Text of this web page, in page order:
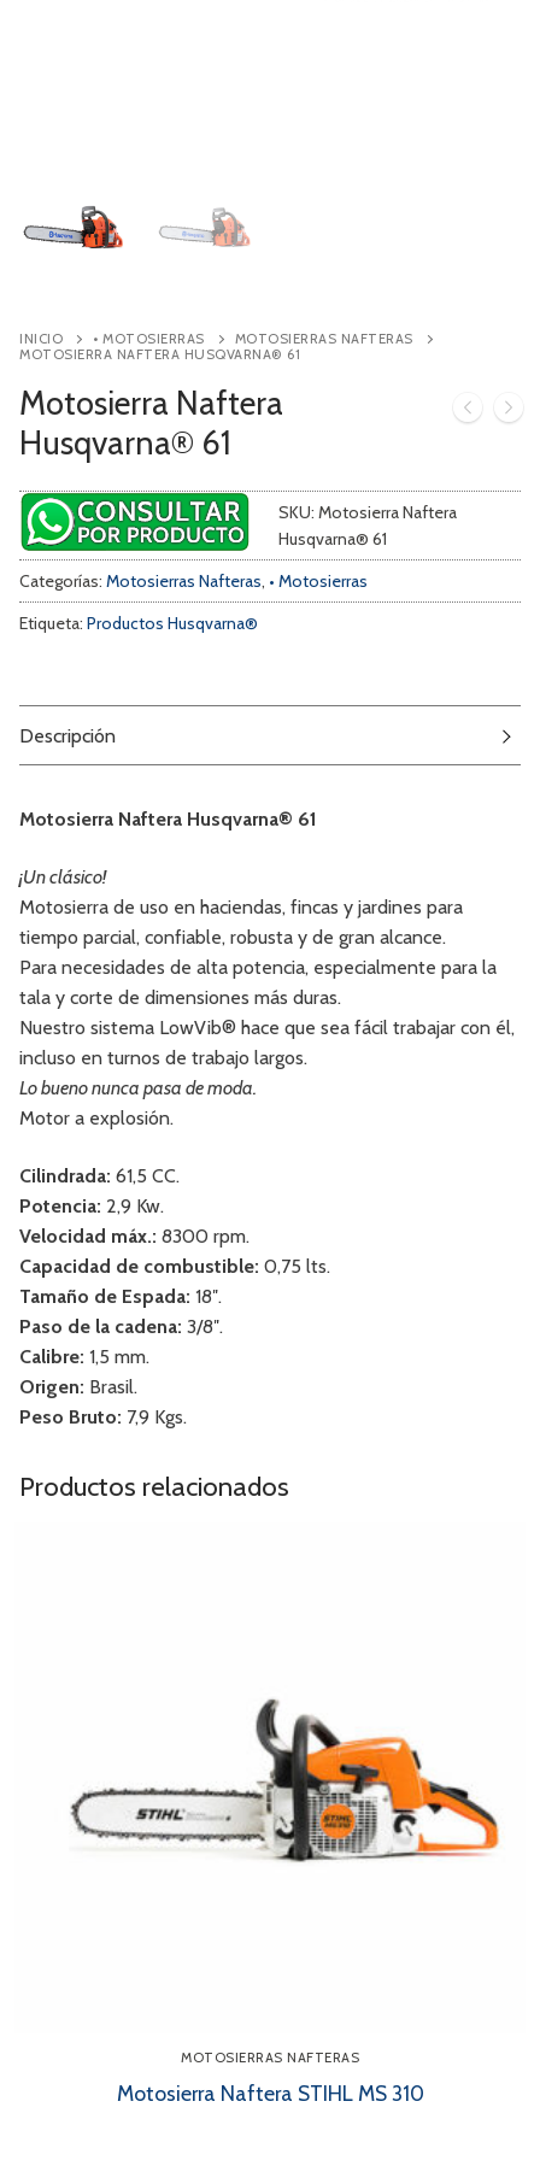
INICIO • MOTOSIERRAS
MOTOSIERRAS NAFTERAS
MOTOSIERRA NAFTERA HUSQVARNA® 61
Motosierra Naftera
Husqvarna® 61
SKU: Motosierra Naftera
Husqvarna® 61
Categorías: Motosierras Nafteras, • Motosierras
Etiqueta: Productos Husqvarna®
Descripción
Motosierra Naftera Husqvarna® 61
¡Un clásico!
Motosierra de uso en haciendas, fincas y jardines para
tiempo parcial, confiable, robusta y de gran alcance.
Para necesidades de alta potencia, especialmente para la
tala y corte de dimensiones más duras.
Nuestro sistema LowVib® hace que sea fácil trabajar con él,
incluso en turnos de trabajo largos.
Lo bueno nunca pasa de moda.
Motor a explosión.
Cilindrada: 61,5 CC.
Potencia: 2,9 Kw.
Velocidad máx.: 8300 rpm.
Capacidad de combustible: 0,75 lts.
Tamaño de Espada: 18″.
Paso de la cadena: 3/8″.
Calibre: 1,5 mm.
Origen: Brasil.
Peso Bruto: 7,9 Kgs.
Productos relacionados
MOTOSIERRAS NAFTERAS
Motosierra Naftera STIHL MS 310